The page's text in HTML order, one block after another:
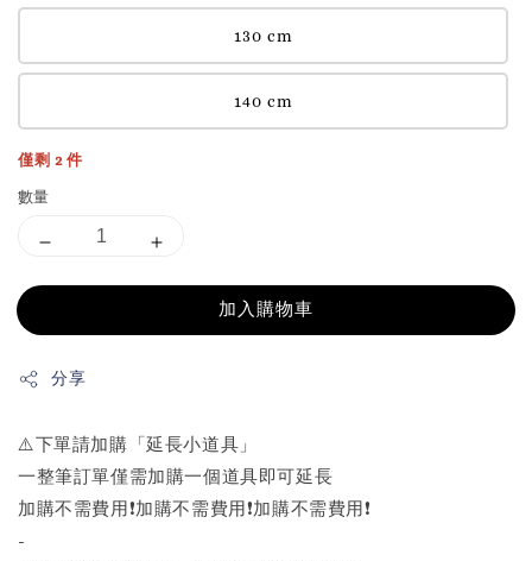
130 cm
140 cm
僅剩 2 件
數量
加入購物車
分享
⚠️下單請加購「延長小道具」
一整筆訂單僅需加購一個道具即可延長
加購不需費用❗️加購不需費用❗️加購不需費用❗️
-